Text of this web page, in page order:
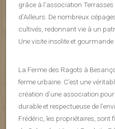
grâce à l’association
d’Ailleurs. De nombreux
cultivés, redonnant vie à un
Une visite insolite et
La Ferme des Ragots à
ferme urbaine. C’est une
création d’une association
durable et respectueuse de
Frédéric, les propriétaires, sont